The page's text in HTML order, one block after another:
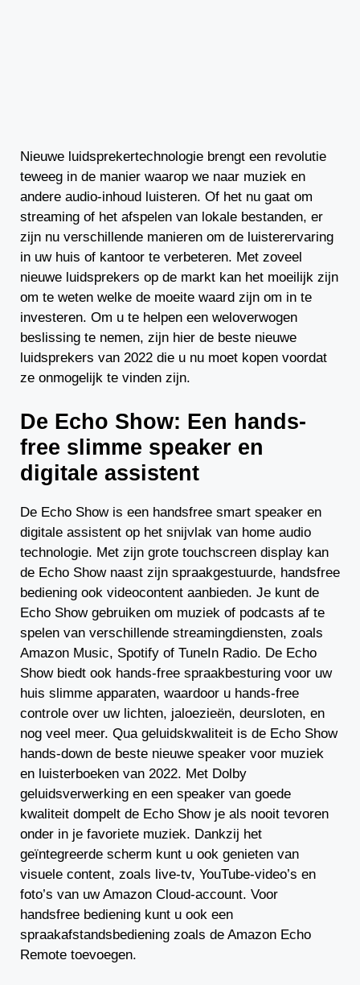
Nieuwe luidsprekertechnologie brengt een revolutie
teweeg in de manier waarop we naar muziek en
andere audio-inhoud luisteren. Of het nu gaat om
streaming of het afspelen van lokale bestanden, er
zijn nu verschillende manieren om de luisterervaring
in uw huis of kantoor te verbeteren. Met zoveel
nieuwe luidsprekers op de markt kan het moeilijk zijn
om te weten welke de moeite waard zijn om in te
investeren. Om u te helpen een weloverwogen
beslissing te nemen, zijn hier de beste nieuwe
luidsprekers van 2022 die u nu moet kopen voordat
ze onmogelijk te vinden zijn.
De Echo Show: Een hands-
free slimme speaker en
digitale assistent
De Echo Show is een handsfree smart speaker en
digitale assistent op het snijvlak van home audio
technologie. Met zijn grote touchscreen display kan
de Echo Show naast zijn spraakgestuurde, handsfree
bediening ook videocontent aanbieden. Je kunt de
Echo Show gebruiken om muziek of podcasts af te
spelen van verschillende streamingdiensten, zoals
Amazon Music, Spotify of TuneIn Radio. De Echo
Show biedt ook hands-free spraakbesturing voor uw
huis slimme apparaten, waardoor u hands-free
controle over uw lichten, jaloezieën, deursloten, en
nog veel meer. Qua geluidskwaliteit is de Echo Show
hands-down de beste nieuwe speaker voor muziek
en luisterboeken van 2022. Met Dolby
geluidsverwerking en een speaker van goede
kwaliteit dompelt de Echo Show je als nooit tevoren
onder in je favoriete muziek. Dankzij het
geïntegreerde scherm kunt u ook genieten van
visuele content, zoals live-tv, YouTube-video’s en
foto’s van uw Amazon Cloud-account. Voor
handsfree bediening kunt u ook een
spraakafstandsbediening zoals de Amazon Echo
Remote toevoegen.